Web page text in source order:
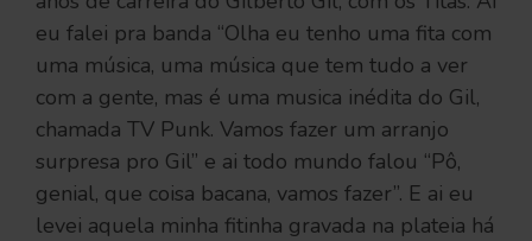
eu falei pra banda “Olha eu tenho uma fita com
uma música, uma música que tem tudo a ver
com a gente, mas é uma musica inédita do Gil,
chamada TV Punk. Vamos fazer um arranjo
surpresa pro Gil” e ai todo mundo falou “Pô,
genial, que coisa bacana, vamos fazer”. E ai eu
levei aquela minha fitinha gravada na plateia há